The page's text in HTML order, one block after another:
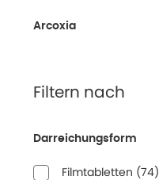
Arcoxia
Filtern nach
Darreichungsform
Filmtabletten (74)